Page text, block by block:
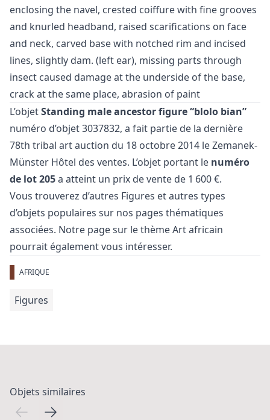
enclosing the navel, crested coiffure with fine grooves
and knurled headband, raised scarifications on face
and neck, carved base with notched rim and incised
lines, slightly dam. (left ear), missing parts through
insect caused damage at the underside of the base,
crack at the same place, abrasion of paint
L’objetStanding male ancestor figure “blolo bian”
numéro d’objet 3037832, a fait partie de la dernière
78th tribal art auction du 18 octobre 2014 le Zemanek-
Münster Hôtel des ventes. L’objet portant le numéro
de lot 205a atteint un prix de vente de 1 600 €.
Vous trouverez d’autres Figures etautres types
d’objets populaires sur nos pages thématiques
associées. Notre page sur le thèmeArt africain
pourrait également vous intéresser.
AFRIQUE
Figures
Objets similaires